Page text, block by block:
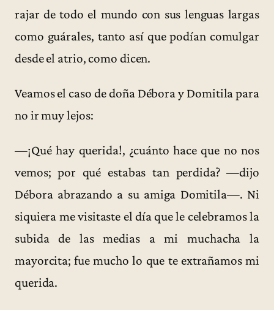
rajar de todo el mundo con sus lenguas largas
como guárales, tanto así que podían comulgar
desde el atrio, como dicen.
Veamos el caso de doña Débora y Domitila para
no ir muy lejos:
—¡Qué hay querida!, ¿cuánto hace que no nos
vemos; por qué estabas tan perdida? —dijo
Débora abrazando a su amiga Domitila—. Ni
siquiera me visitaste el día que le celebramos la
subida de las medias a mi muchacha la
mayorcita; fue mucho lo que te extrañamos mi
querida.